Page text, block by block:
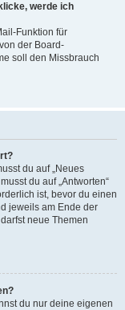
werde ich
Funktion für
der Board-
soll den Missbrauch
du auf „Neues
du auf „Antworten“
ist, bevor du einen
jeweils am Ende der
neue Themen
du nur deine eigenen